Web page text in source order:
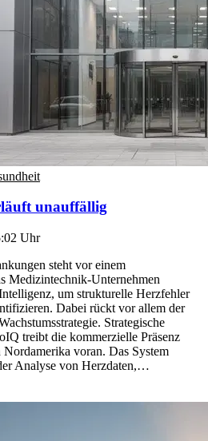
unauffällig
Uhr
steht vor einem
Medizintechnik-Unternehmen
um strukturelle Herzfehler
Dabei rückt vor allem der
Strategische
treibt die kommerzielle Präsenz
voran. Das System
Analyse von Herzdaten,…